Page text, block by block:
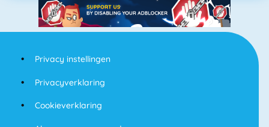
Privacy instellingen
Privacyverklaring
Cookieverklaring